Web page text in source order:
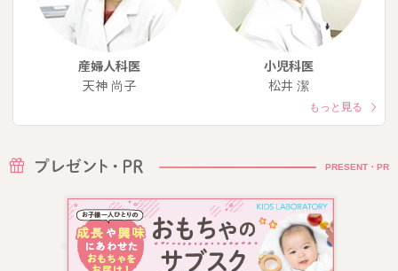
産婦人科医
天神 尚子
小児科医
松井 潔
もっと見る
PRESENT・PR